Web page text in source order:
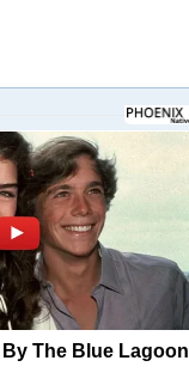
The Blue Lagoon